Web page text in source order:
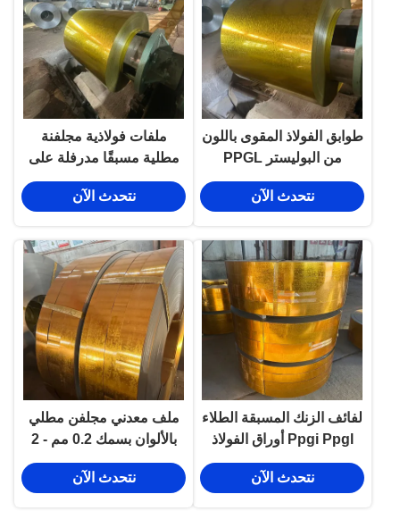
طوابق الفولاذ المقوى باللون
من البوليستر PPGL
EN10147 / EN10142
ASTM A653
نتحدث الآن
ملفات فولاذية مجلفنة
مطلية مسبقًا مدرفلة على
البارد SGCC DC51D
نتحدث الآن
لفائف الزنك المسبقة الطلاء
Ppgi Ppgl أوراق الفولاذ
لفائف الغزل الحار
نتحدث الآن
ملف معدني مجلفن مطلي
بالألوان بسمك 0.2 مم - 2
مم
نتحدث الآن